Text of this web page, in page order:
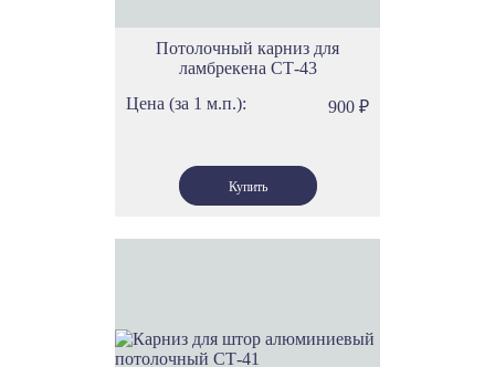
Потолочный карниз для
ламбрекена СТ-43
Цена (за 1 м.п.):
900 ₽